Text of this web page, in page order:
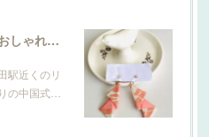
耳の後ろの「イタタ…」をおしゃれにケア。サロン発のこだわり輪郭ピアスができました
駅近くのリ
の中国式…